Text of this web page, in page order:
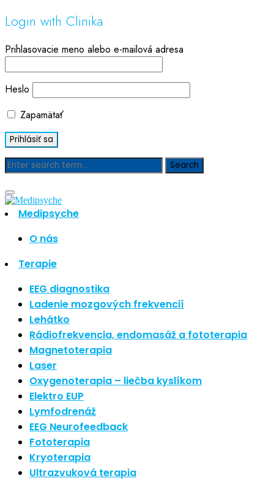
Login with Clinika
Prihlasovacie meno alebo e-mailová adresa
Heslo
Zapamätať
Medipsyche
O nás
Terapie
EEG diagnostika
Ladenie mozgových frekvencií
Lehátko
Rádiofrekvencia, endomasáž a fototerapia
Magnetoterapia
Laser
Oxygenoterapia – liečba kyslíkom
Elektro EUP
Lymfodrenáž
EEG Neurofeedback
Fototerapia
Kryoterapia
Ultrazvuková terapia
Blog
Hľadať
Najnovšie články
Nové polarizované svetlo
So psoriázou netreba žiť
Rozšírenie služieb
Hudba a vývoj mozgu
Najnovšie komentáre
Žiadne komentáre na zobrazenie.
Archív
september 2021
apríl 2021
august 2020